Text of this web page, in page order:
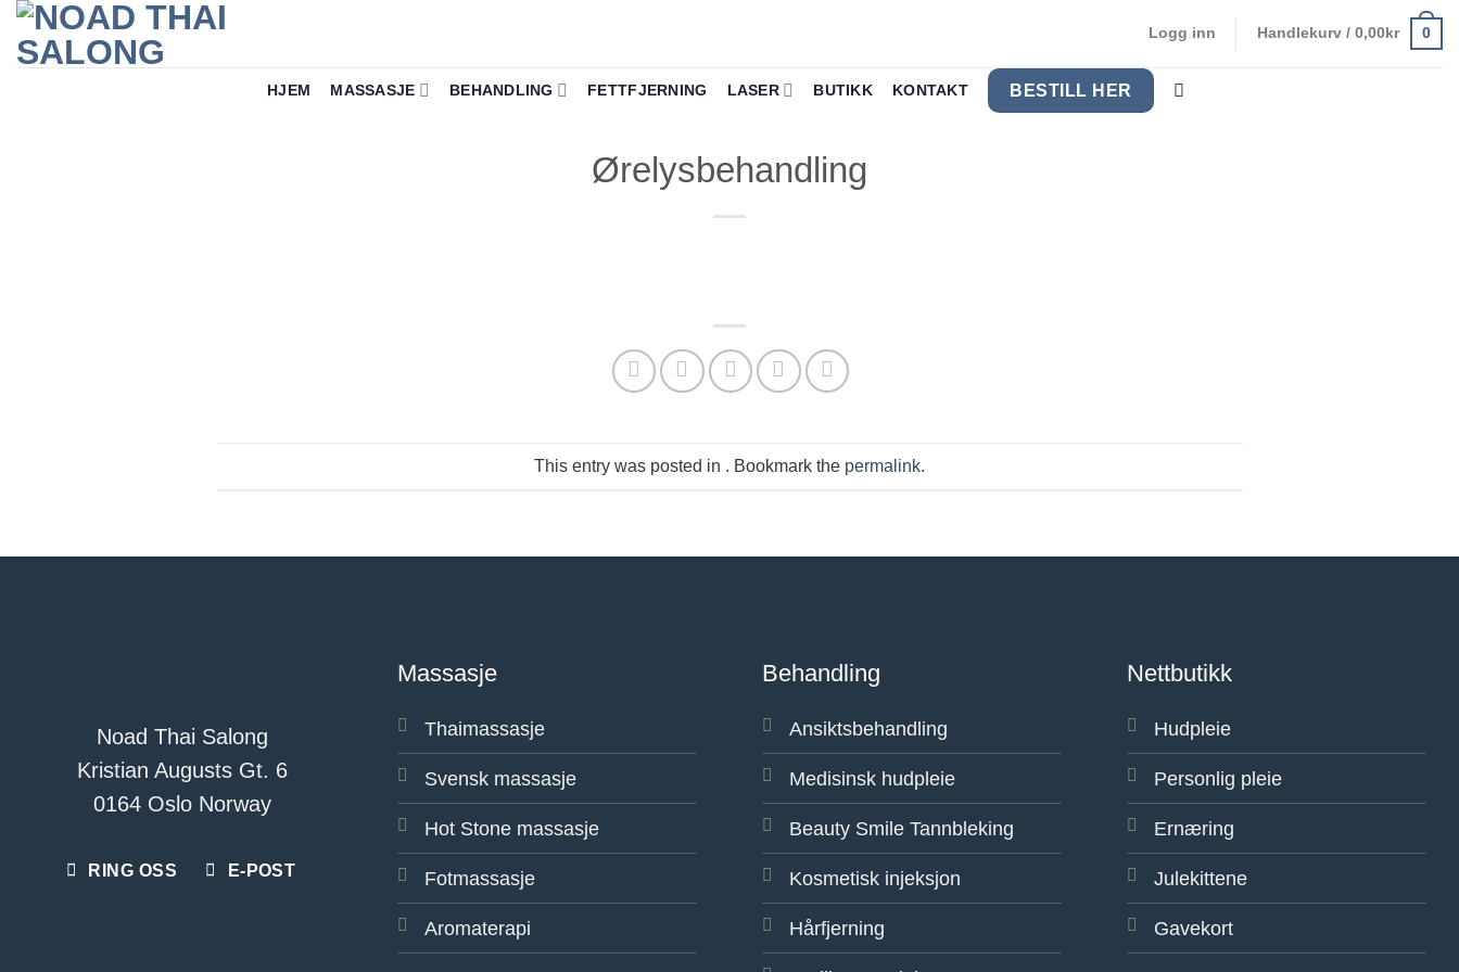
Skip
Logg inn Handlekurv / 0,00kr 0
HJEM MASSASJE BEHANDLING FETTFJERNING LASER BUTIKK KONTAKT BESTILL HER
Ørelysbehandling
This entry was posted in . Bookmark the permalink.
Noad Thai Salong
Kristian Augusts Gt. 6
0164 Oslo Norway
RING OSS E-POST
Massasje
Thaimassasje
Svensk massasje
Hot Stone massasje
Fotmassasje
Aromaterapi
Behandling
Ansiktsbehandling
Medisinsk hudpleie
Beauty Smile Tannbleking
Kosmetisk injeksjon
Hårfjerning
Nettbutikk
Hudpleie
Personlig pleie
Ernæring
Julekittene
Gavekort